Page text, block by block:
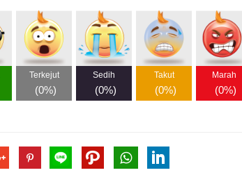
Terkejut
(0%)
Sedih
(0%)
Takut
(0%)
Marah
(0%)